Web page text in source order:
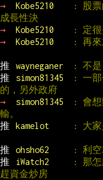
→
Kobe5210
: 股票
成長性決
→
Kobe5210
: 定很
→
Kobe5210 : 再來
推 wayneganer
: 不是
推
simon81345
: 一部
的，另外政府
→
simon81345
: 會想
輸。
推
kamelot : 大家
推 ohsho62
: 利空
推
iWatch2
: 那怎
趕資金炒房